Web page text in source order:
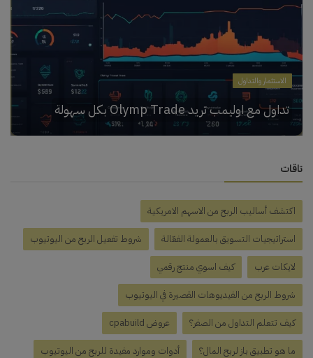
الاستثمار والتداول
تداول مع اوليمب تريد Olymp Trade بكل سهولة
تاقات
اكتشف أساليب الربح من الاسهم الامريكية
استراتيجيات التسويق بالعمولة الفعّالة شروط تفعيل الربح من اليوتيوب
لايكات عرب كيف اسوي منتج رقمي
شروط الربح من الفيديوهات القصيرة في اليوتيوب
كيف تتعلم التداول من الصفر؟ عروض cpabuild
ما هو تطبيق باز لربح المال؟ أدوات وموارد مفيدة للربح من اليوتيوب